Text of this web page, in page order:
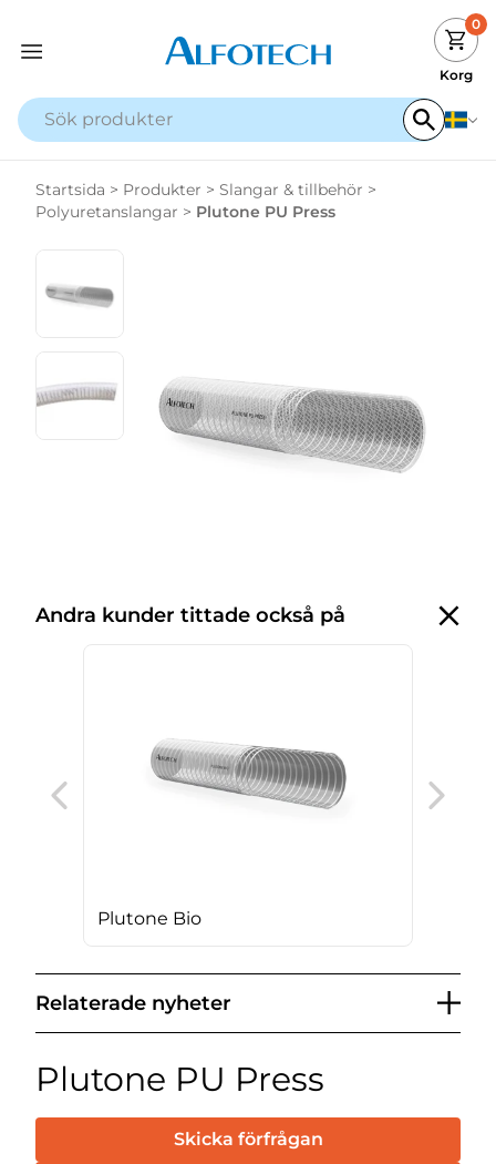
0
Korg
Startsida > Produkter > Slangar & tillbehör >
Polyuretanslangar > Plutone PU Press
Andra kunder tittade också på
Plutone Bio
Relaterade nyheter
Plutone PU Press
Skicka förfrågan